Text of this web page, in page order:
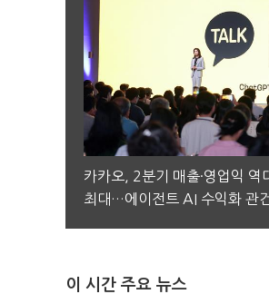
카카오, 2분기 매출·영업익 역
최대…에이전트 AI 수익화 관
이 시간 주요 뉴스